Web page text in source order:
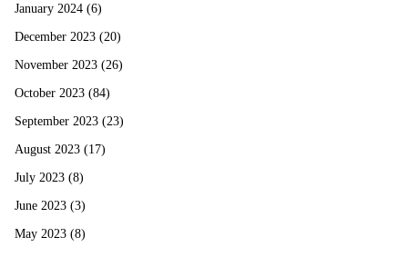
January 2024 (6)
December 2023 (20)
November 2023 (26)
October 2023 (84)
September 2023 (23)
August 2023 (17)
July 2023 (8)
June 2023 (3)
May 2023 (8)